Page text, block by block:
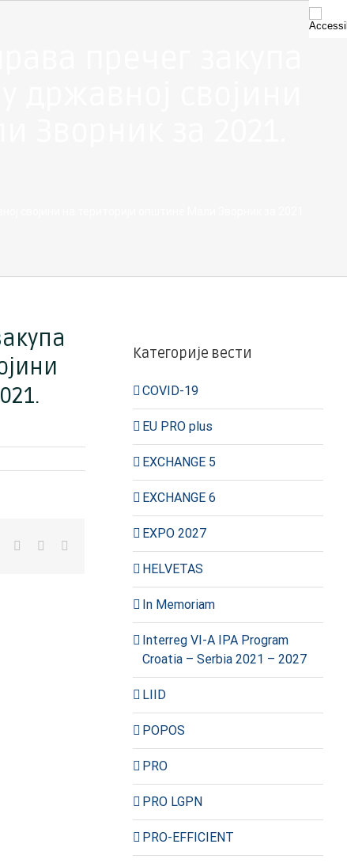
WhatsAppPinterest
Категорије вести
COVID-19
EU PRO plus
EXCHANGE 5
EXCHANGE 6
EXPO 2027
HELVETAS
In Memoriam
Interreg VI-A IPA Program
Croatia – Serbia 2021 – 2027
LIID
POPOS
PRO
PRO LGPN
PRO-EFFICIENT